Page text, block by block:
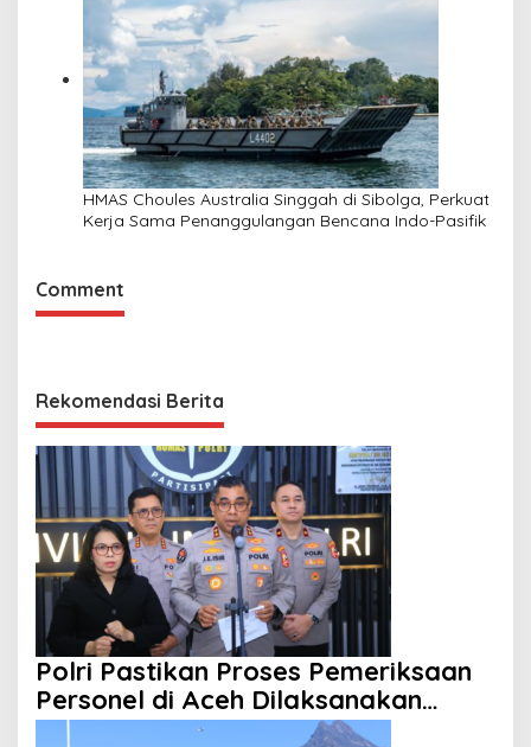
HMAS Choules Australia Singgah di Sibolga, Perkuat
Kerja Sama Penanggulangan Bencana Indo-Pasifik
Comment
Rekomendasi Berita
Polri Pastikan Proses Pemeriksaan
Personel di Aceh Dilaksanakan
Secara Profesional dan Transparan